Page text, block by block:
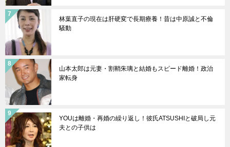
林葉直子の現在は肝硬変で長期療養！昔は中原誠と不倫
騒動
山本太郎は元妻・割鞘朱璃と結婚もスピード離婚！政治
家転身
YOUは離婚・再婚の繰り返し！彼氏ATSUSHIと破局し元
夫との子供は